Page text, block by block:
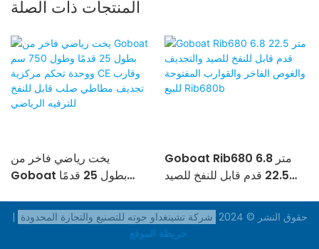
المنتجات ذات الصلة
يخت رياضي فاخر من
Goboat بطول 25 قدمًا
مركزية CE وقارب تجديف
مطاطي صلب قابل للنفخ
Goboat Rib680 6.8 متر
22.5 قدم قابل للنفخ للصيد
والقوارب المفتوحة للبيع
Rib680b
حقوق النشر © 2024 شركة تشينغداو جوته للتصنيع والتجارة المحدودة |
خريطة الموقع